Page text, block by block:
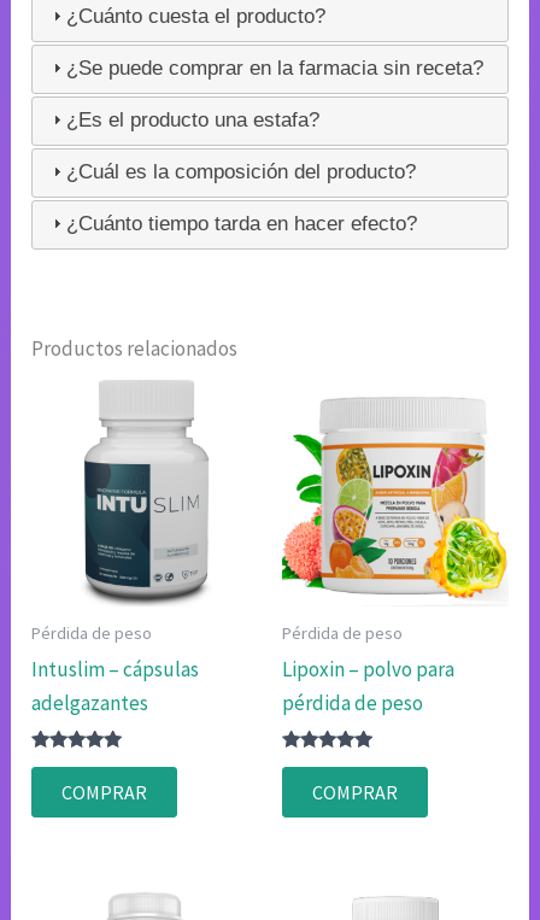
¿Cuánto cuesta el producto?
¿Se puede comprar en la farmacia sin receta?
¿Es el producto una estafa?
¿Cuál es la composición del producto?
¿Cuánto tiempo tarda en hacer efecto?
Productos relacionados
Pérdida de peso
Intuslim – cápsulas
adelgazantes
Valorado
4.80
de 5
COMPRAR
Pérdida de peso
Lipoxin – polvo para
pérdida de peso
Valorado
4.80
de 5
COMPRAR